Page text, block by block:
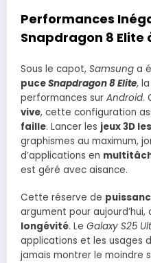
Performances
Snapdragon 8 Elite
Sous le capot, Samsung a
puceSnapdragon 8 Elite,
performances sur Android.
vive, cette configuration
faille. Lancer les jeux 3D
graphismes au maximum,
d’applications en
est géré avec aisance.
Cette réserve de
argument pour aujourd’hui,
longévité. Le Galaxy S25
applications et les usages
jamais montrer le moindre